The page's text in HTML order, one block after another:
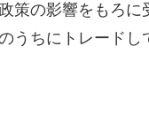
策の影響をもろに
うちにトレードし